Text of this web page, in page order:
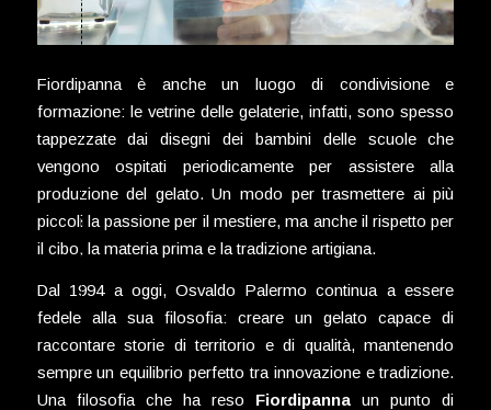
Fiordipanna è anche un luogo di condivisione e
formazione: le vetrine delle gelaterie, infatti, sono spesso
tappezzate dai disegni dei bambini delle scuole che
vengono ospitati periodicamente per assistere alla
produzione del gelato. Un modo per trasmettere ai più
piccoli la passione per il mestiere, ma anche il rispetto per
il cibo, la materia prima e la tradizione artigiana.
Dal 1994 a oggi, Osvaldo Palermo continua a essere
fedele alla sua filosofia: creare un gelato capace di
raccontare storie di territorio e di qualità, mantenendo
sempre un equilibrio perfetto tra innovazione e tradizione.
Una filosofia che ha reso Fiordipanna un punto di